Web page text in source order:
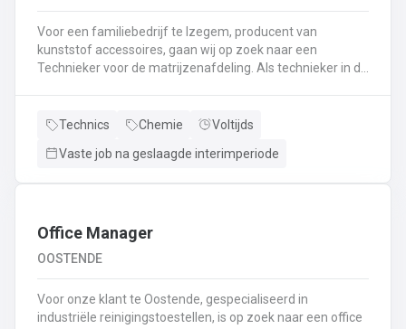
Voor een familiebedrijf te Izegem, producent van
kunststof accessoires, gaan wij op zoek naar een
Technieker voor de matrijzenafdeling. Als technieker in de
productie en stel je de machines correct in.Bovendien
analyseer je fouten en waar nodig neem je corrigerende
de veiligheidssystemen behoort eveneens tot jouw
de productie en anticipeer je op veranderingen.
Technics Chemie
Voltijds
Vaste job na geslaagde interimperiode
Office Manager
OOSTENDE
Voor onze klant te Oostende, gespecialiseerd in
industriële reinigingstoestellen, is op zoek naar een office